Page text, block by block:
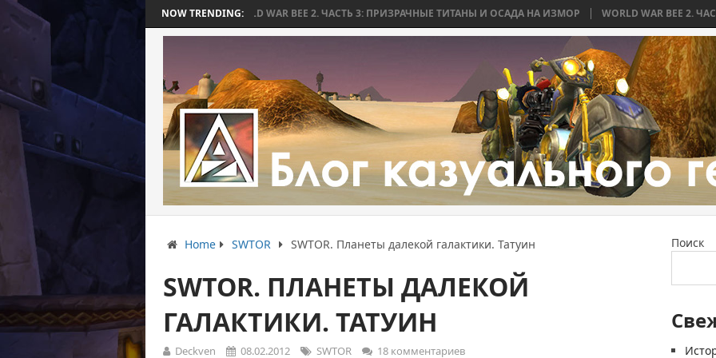
NOW TRENDING:
WORLD WAR BEE 2. ЧАСТЬ 3: ПРИЗРАЧНЫЕ ТИТАНЫ И ОСАДА НА ИЗМОР WORLD WAR BEE 2. ЧАСТЬ 2: БИТВА ЗА
Home SWTOR SWTOR. Планеты далекой галактики. Татуин
SWTOR. ПЛАНЕТЫ ДАЛЕКОЙ
ГАЛАКТИКИ. ТАТУИН
Deckven 08.02.2012 SWTOR 18 комментариев
Поиск